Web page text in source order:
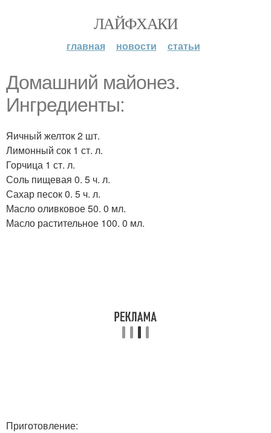
ЛАЙФХАКИ
главная новости статьи
Домашний майонез.
Ингредиенты:
Яичный желток 2 шт.
Лимонный сок 1 ст. л.
Горчица 1 ст. л.
Соль пищевая 0. 5 ч. л.
Сахар песок 0. 5 ч. л.
Масло оливковое 50. 0 мл.
Масло растительное 100. 0 мл.
Приготовление: